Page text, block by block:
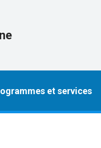
et services